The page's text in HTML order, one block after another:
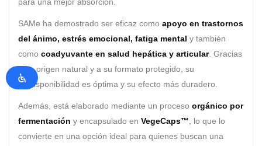
SAMe ha demostrado ser eficaz como apoyo en trastornos
del ánimo, estrés emocional, fatiga mental y también
como coadyuvante en salud hepática y articular. Gracias
a su origen natural y a su formato protegido, su
biodisponibilidad es óptima y su efecto más duradero.
Además, está elaborado mediante un proceso orgánico por
fermentación y encapsulado en VegeCaps™ , lo que lo
convierte en una opción ideal para quienes buscan una